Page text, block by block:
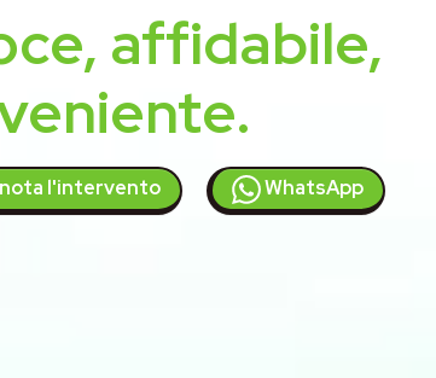
affidabile,
l'intervento WhatsApp